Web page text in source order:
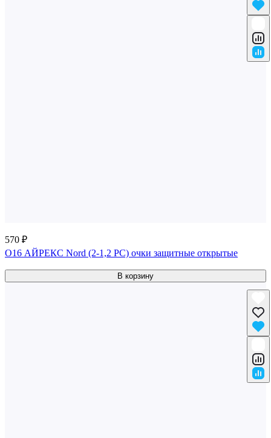
570 ₽
O16 АЙРЕКС Nord (2-1,2 PC) очки защитные открытые
В корзину